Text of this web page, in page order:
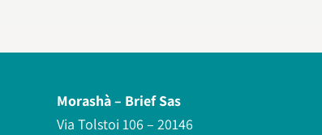
Morashà – Brief Sas
Via Tolstoi 106 – 20146